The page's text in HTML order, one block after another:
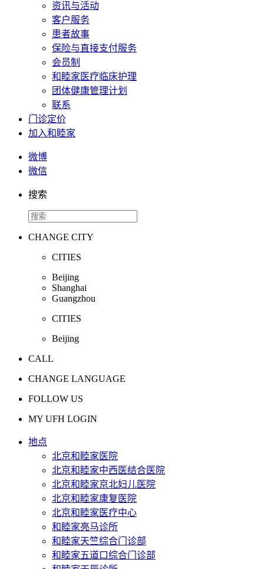
资讯与活动
客户服务
患者故事
保险与直接支付服务
会员制
和睦家医疗临床护理
团体健康管理计划
联系
门诊定价
加入和睦家
微博
微信
搜索
CHANGE CITY
CITIES
Beijing
Shanghai
Guangzhou
CITIES
Beijing
CALL
CHANGE LANGUAGE
FOLLOW US
MY UFH LOGIN
地点
北京和睦家医院
北京和睦家中西医结合医院
北京和睦家京北妇儿医院
北京和睦家康复医院
北京和睦家医疗中心
和睦家亮马诊所
和睦家天竺综合门诊部
和睦家五道口综合门诊部